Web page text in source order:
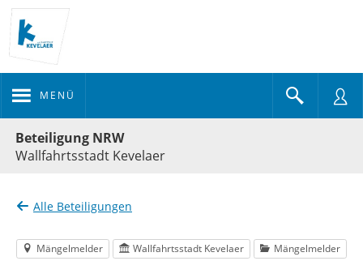
MENÜ
Beteiligung NRW
Wallfahrtsstadt Kevelaer
Alle Beteiligungen
Mängelmelder Wallfahrtsstadt Kevelaer Mängelmelder